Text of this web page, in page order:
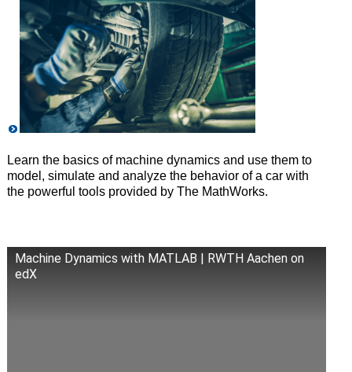
Learn the basics of machine dynamics and use them to
model, simulate and analyze the behavior of a car with
the powerful tools provided by The MathWorks.
Machine Dynamics with MATLAB | RWTH Aachen on
edX